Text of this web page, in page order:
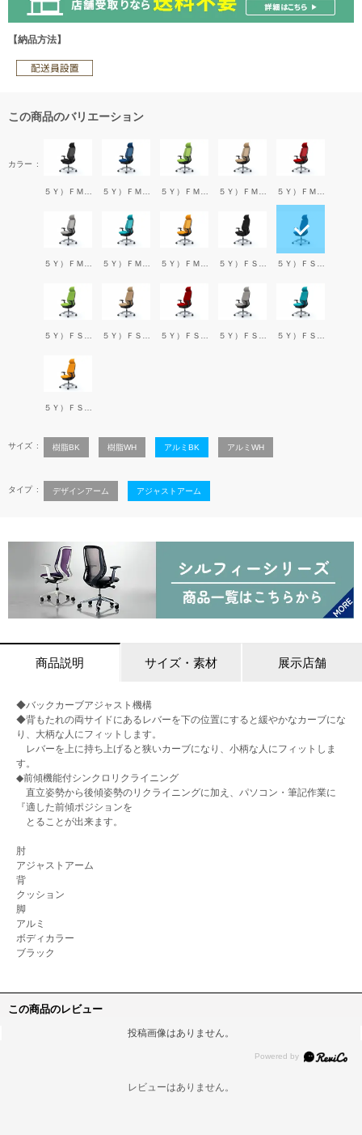
【納品方法】
この商品のバリエーション
カラー
サイズ 樹脂BK 樹脂WH アルミBK アルミWH
タイプ デザインアーム アジャストアーム
商品説明 サイズ・素材 展示店舗
◆バックカーブアジャスト機構
◆背もたれの両サイドにあるレバーを下の位置にすると緩やかなカーブにな
り、大柄な人にフィットします。
レバーを上に持ち上げると狭いカーブになり、小柄な人にフィットしま
す。
◆前傾機能付シンクロリクライニング
直立姿勢から後傾姿勢のリクライニングに加え、パソコン・筆記作業に
『適した前傾ポジションを
とることが出来ます。
肘
アジャストアーム
背
クッション
脚
アルミ
ボディカラー
ブラック
この商品のレビュー
投稿画像はありません。
レビューはありません。